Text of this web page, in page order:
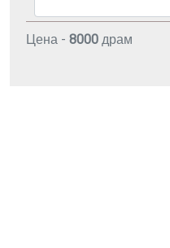
Цена - 8000 драм